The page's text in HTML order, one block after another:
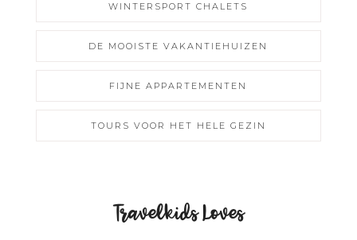
WINTERSPORT CHALETS
DE MOOISTE VAKANTIEHUIZEN
FIJNE APPARTEMENTEN
TOURS VOOR HET HELE GEZIN
Travelkids Loves